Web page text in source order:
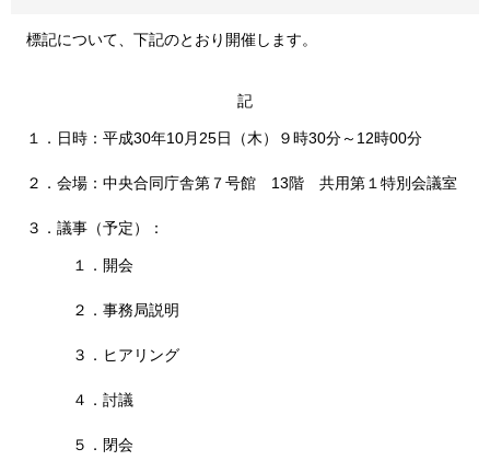
標記について、下記のとおり開催します。
記
１．日時：平成30年10月25日（木）９時30分～12時00分
２．会場：中央合同庁舎第７号館 13階 共用第１特別会議室
３．議事（予定）：
１．開会
２．事務局説明
３．ヒアリング
４．討議
５．閉会